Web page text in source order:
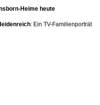
Heime heute
: Ein TV-Familienporträt